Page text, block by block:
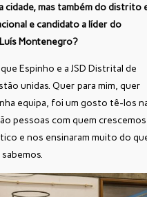
cidade, mas também do distrito
e candidato a líder do
Montenegro?
Espinho e a JSD Distrital de
unidas. Quer para mim, quer
equipa, foi um gosto tê-los
pessoas com quem crescemos
e nos ensinaram muito do